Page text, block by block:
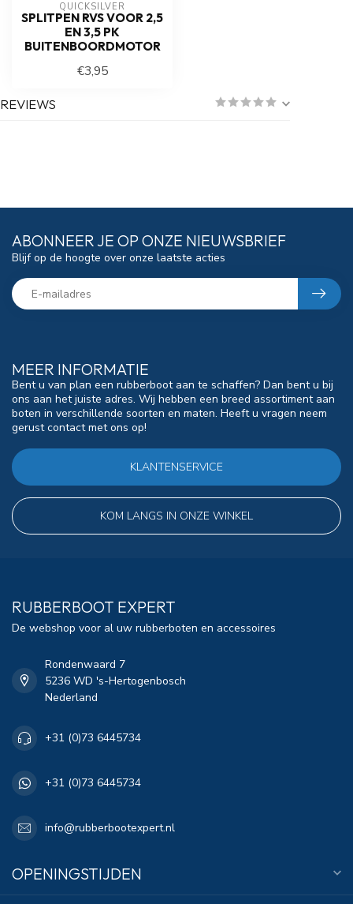
QUICKSILVER
SPLITPEN RVS VOOR 2,5
EN 3,5 PK
BUITENBOORDMOTOR
€3,95
REVIEWS
MEER INFORMATIE
Bent u van plan een rubberboot aan te schaffen? Dan bent u bij
ons aan het juiste adres. Wij hebben een breed assortiment aan
boten in verschillende soorten en maten. Heeft u vragen neem
gerust contact met ons op!
KLANTENSERVICE
KOM LANGS IN ONZE WINKEL
ABONNEER JE OP ONZE NIEUWSBRIEF
Blijf op de hoogte over onze laatste acties
RUBBERBOOT EXPERT
De webshop voor al uw rubberboten en accessoires
Rondenwaard 7
5236 WD 's-Hertogenbosch
Nederland
+31 (0)73 6445734
+31 (0)73 6445734
info@rubberbootexpert.nl
OPENINGSTIJDEN